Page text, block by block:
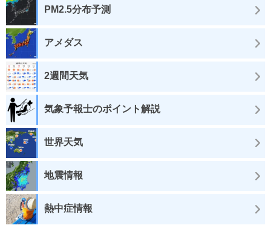
PM2.5分布予測
アメダス
2週間天気
気象予報士のポイント解説
世界天気
地震情報
熱中症情報